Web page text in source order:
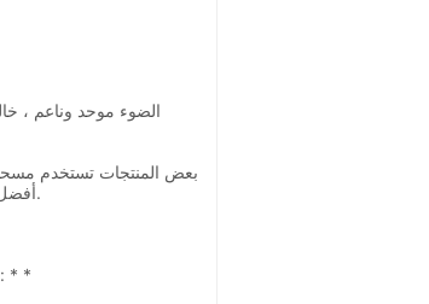
أفضل تجسيد اللون والمزيد من الضوء الطبيعي.
* * 3. سهلة التركيب ، التوصيل والتشغيل: * *